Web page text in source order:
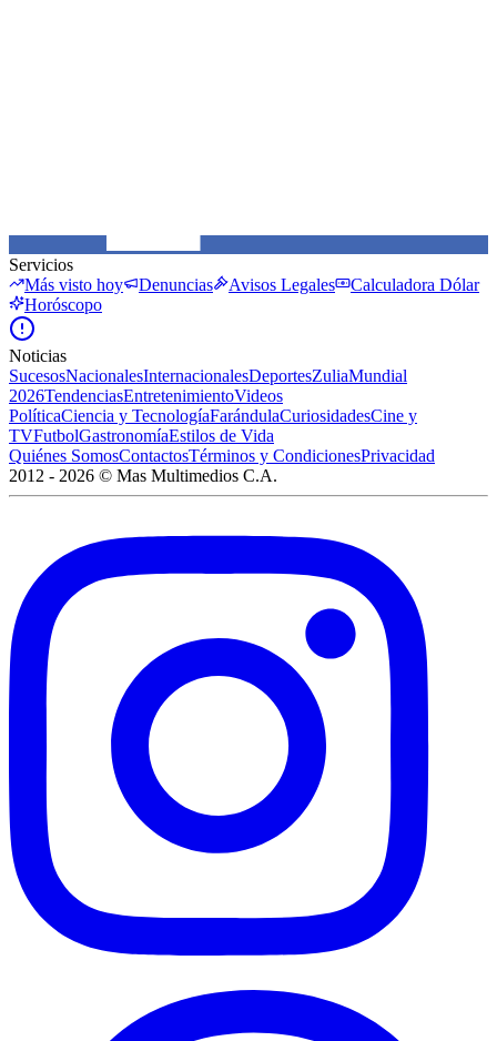
Servicios
Más visto hoy
Denuncias Avisos Legales
Calculadora Dólar
Horóscopo
Noticias
SucesosNacionalesInternacionalesDeportesZuliaMundial
2026TendenciasEntretenimientoVideos
PolíticaCiencia y TecnologíaFarándulaCuriosidadesCine y
TVFutbolGastronomíaEstilos de Vida
Quiénes SomosContactosTérminos y CondicionesPrivacidad
2012 - 2026 © Mas Multimedios C.A.